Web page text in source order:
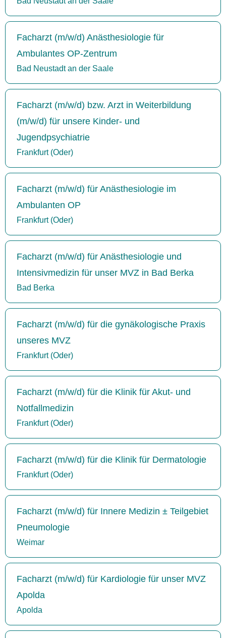
Facharzt (m/w/d) Anästhesiologie für
Ambulantes OP-Zentrum
Bad Neustadt an der Saale
Facharzt (m/w/d) bzw. Arzt in Weiterbildung
(m/w/d) für unsere Kinder- und
Jugendpsychiatrie
Frankfurt (Oder)
Facharzt (m/w/d) für Anästhesiologie im
Ambulanten OP
Frankfurt (Oder)
Facharzt (m/w/d) für Anästhesiologie und
Intensivmedizin für unser MVZ in Bad Berka
Bad Berka
Facharzt (m/w/d) für die gynäkologische Praxis
unseres MVZ
Frankfurt (Oder)
Facharzt (m/w/d) für die Klinik für Akut- und
Notfallmedizin
Frankfurt (Oder)
Facharzt (m/w/d) für die Klinik für Dermatologie
Frankfurt (Oder)
Facharzt (m/w/d) für Innere Medizin ± Teilgebiet
Pneumologie
Weimar
Facharzt (m/w/d) für Kardiologie für unser MVZ
Apolda
Apolda